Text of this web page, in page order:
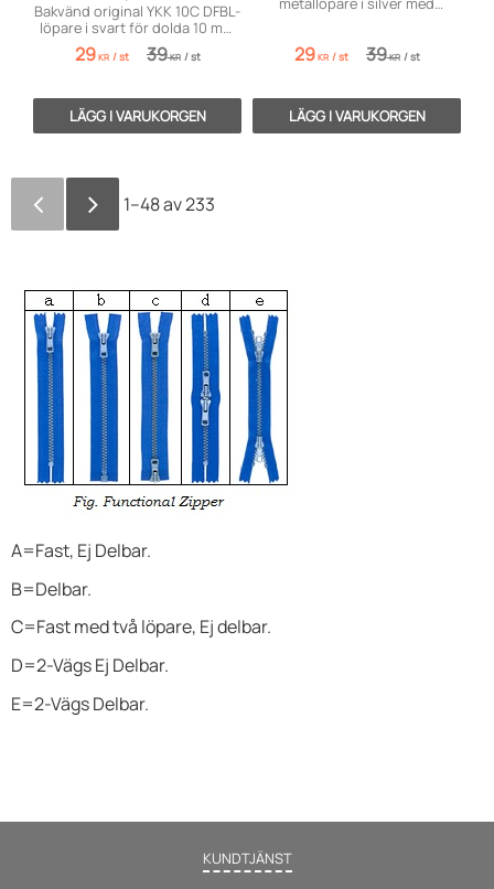
Bakvänd original YKK 10C DFBL-
löpare i svart för dolda 10 mm
spiralblixtlås. Toppkvalitet!
29KR /st 39KR /st
spiraldragkedjor.
29KR /st 39KR /st
1–48av233
A=Fast, Ej Delbar.
B=Delbar.
C=Fast med två löpare, Ej delbar.
D=2-VägsEj Delbar.
E=2-Vägs Delbar.
KUNDTJÄNST